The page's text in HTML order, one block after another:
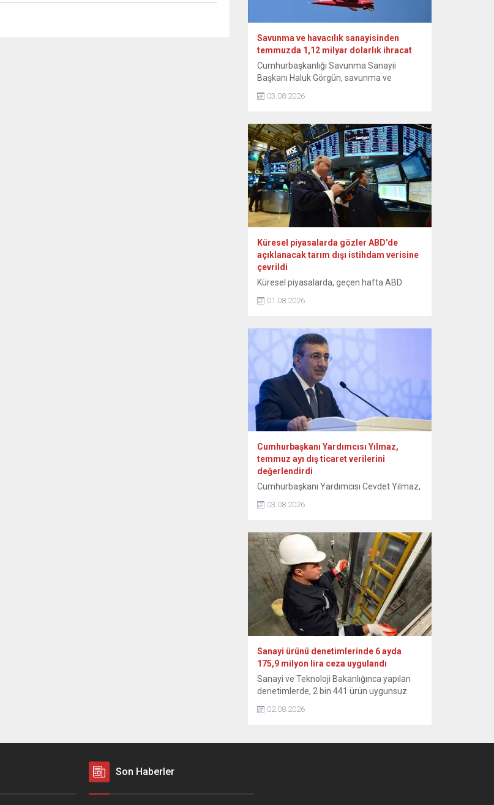
Savunma ve havacılık sanayisinden
temmuzda 1,12 milyar dolarlık ihracat
Cumhurbaşkanlığı Savunma Sanayii
Başkanı Haluk Görgün, savunma ve
ayında geçen yılın aynı ayına göre yüzde
gerçekleştirdiğini bildirdi. Görgün, NSosyal
hesabından yaptığı paylaşımda, Türk
savunma ve havacılık sanayisi sektörünün
ihracat verilerine ilişkin bilgi verdi. Sektörün
temmuz ayında da ihracattaki istikrarlı
yükselişini...
03.08.2026
Küresel piyasalarda gözler ABD’de
açıklanacak tarım dışı istihdam verisine
çevrildi
Küresel piyasalarda, geçen hafta ABD
merkez bankalarının faiz kararları, Orta
gelişmelerle karışık seyir izlenirken, gözler
ABD’de açıklanacak tarım dışı istihdam
verisine çevrildi. Orta Doğu’ya ilişkin haber
akışından gelen karışık sinyaller, teknoloji
hisselerindeki sert dalgalanmalar,
açıklanan bilançolar ve önde gelen
merkez...
01.08.2026
Cumhurbaşkanı Yardımcısı Yılmaz,
temmuz ayı dış ticaret verilerini
değerlendirdi
Cumhurbaşkanı Yardımcısı Cevdet Yılmaz,
“Çatışma ortamının etkisiyle dünya
ticaretindeki zayıf görünümün sürdüğü bu
altyapısı sayesinde yüksek seviyesini
sürdürmektedir.” ifadesini kullandı. Yılmaz,
NSosyal hesabından, temmuz ayı dış
ticaret verilerine ilişkin paylaşımda
bulundu. “Küresel belirsizlikler ve çatışma
ortamının etkisiyle dünya ticaretindeki
zayıf görünümün sürdüğü bu dönemde,
Türkiye’nin...
03.08.2026
Sanayi ürünü denetimlerinde 6 ayda
175,9 milyon lira ceza uygulandı
Sanayi ve Teknoloji Bakanlığınca yapılan
denetimlerde, 2 bin 441 ürün uygunsuz
hakkında toplatma kararı ver Sanayi ve
02.08.2026
Son Haberler